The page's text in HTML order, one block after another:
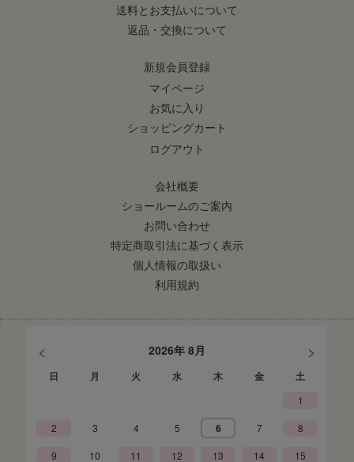
送料とお支払いについて
返品・交換について
新規会員登録
マイページ
お気に入り
ショッピングカート
ログアウト
会社概要
ショールームのご案内
お問い合わせ
特定商取引法に基づく表示
個人情報の取扱い
利用規約
< 2026年 8月 >
日 月 火 水 木 金 土
1
2 3 4 5 6 7 8
9 10 11 12 13 14
15